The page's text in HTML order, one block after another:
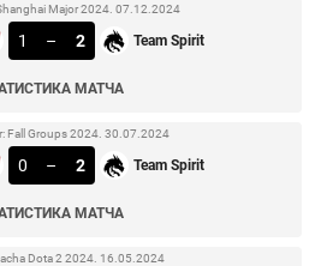
Major 2024. 07.12.2024
1 – 2 Team Spirit
МАТЧА
Fall Groups 2024. 30.07.2024
0 – 2 Team Spirit
МАТЧА
Dota 2 2024. 16.05.2024